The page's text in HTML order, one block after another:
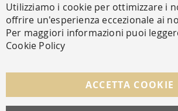
SECURE PAYMENTS
FOLLOW US ON SOCIAL
Utilizziamo i cookie per ottimizzare i
offrire un'esperienza eccezionale ai
Per maggiori informazioni puoi
Cookie Policy
ACCETTA COOKIE